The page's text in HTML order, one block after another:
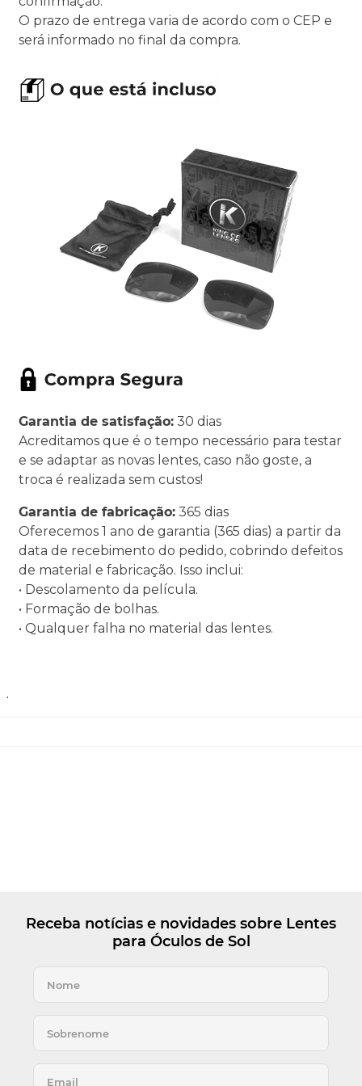
O prazo de entrega varia de acordo com o CEP e
será informado no final da compra.
Garantia de satisfação: 30 dias
Acreditamos que é o tempo necessário para testar
e se adaptar as novas lentes, caso não goste, a
troca é realizada sem custos!
Garantia de fabricação: 365 dias
Oferecemos 1 ano de garantia (365 dias) a partir da
data de recebimento do pedido, cobrindo defeitos
de material e fabricação. Isso inclui:
• Descolamento da película.
• Formação de bolhas.
• Qualquer falha no material das lentes.
.
Receba notícias e novidades sobre Lentes
para Óculos de Sol